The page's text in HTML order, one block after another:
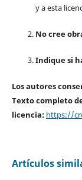
y a esta
No cree
Indique si
Los autores
Texto completo
licencia: https://
Artículos